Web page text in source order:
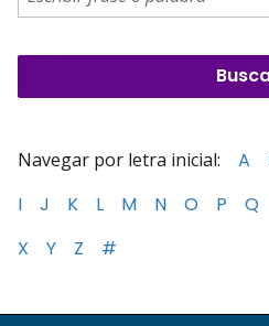
Navegar por letra inicial: A
I
J K L M N O P Q
X
Y Z #